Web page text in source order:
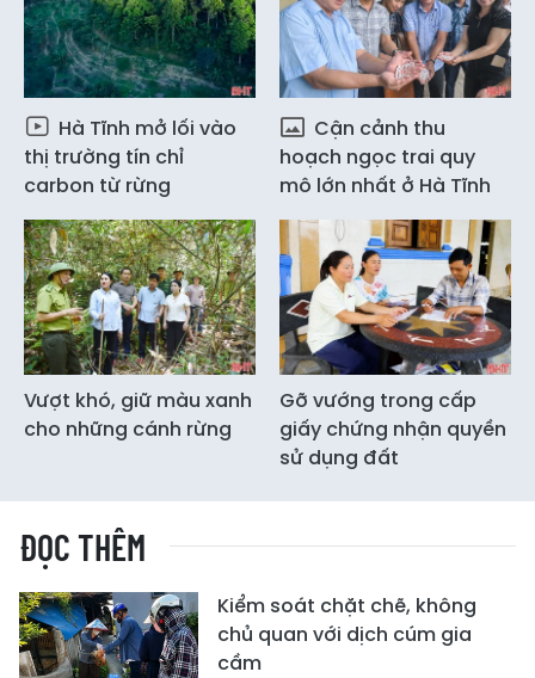
Hà Tĩnh mở lối vào
thị trường tín chỉ
carbon từ rừng
Cận cảnh thu
hoạch ngọc trai quy
mô lớn nhất ở Hà Tĩnh
Vượt khó, giữ màu xanh
cho những cánh rừng
Gỡ vướng trong cấp
giấy chứng nhận quyền
sử dụng đất
ĐỌC THÊM
Kiểm soát chặt chẽ, không
chủ quan với dịch cúm gia
cầm